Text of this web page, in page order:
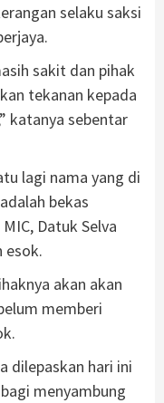
selaku saksi
sakit dan pihak
tekanan kepada
katanya sebentar
lagi nama yang di
bekas
Datuk Selva
esok.
akan akan
memberi
dilepaskan hari ini
menyambung